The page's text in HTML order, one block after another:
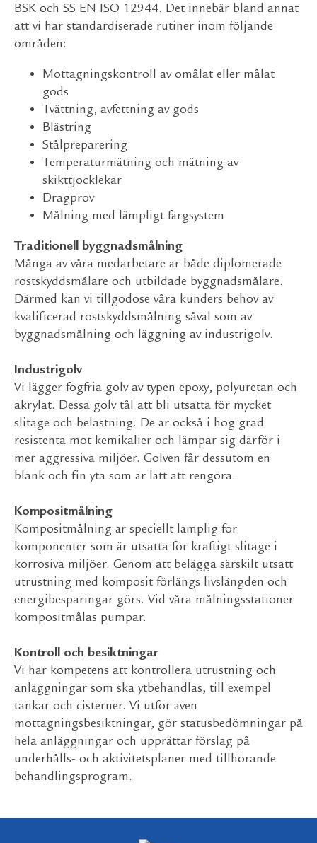
BSK och SS EN ISO 12944. Det innebär bland annat
att vi har standardiserade rutiner inom följande
områden:
Mottagningskontroll av omålat eller målat
gods
Tvättning, avfettning av gods
Blästring
Stålpreparering
Temperaturmätning och mätning av
skikttjocklekar
Dragprov
Målning med lämpligt färgsystem
Traditionell byggnadsmålning
Många av våra medarbetare är både diplomerade
rostskyddsmålare och utbildade byggnadsmålare.
Därmed kan vi tillgodose våra kunders behov av
kvalificerad rostskyddsmålning såväl som av
byggnadsmålning och läggning av industrigolv.
Industrigolv
Vi lägger fogfria golv av typen epoxy, polyuretan och
akrylat. Dessa golv tål att bli utsatta för mycket
slitage och belastning. De är också i hög grad
resistenta mot kemikalier och lämpar sig därför i
mer aggressiva miljöer. Golven får dessutom en
blank och fin yta som är lätt att rengöra.
Kompositmålning
Kompositmålning är speciellt lämplig för
komponenter som är utsatta för kraftigt slitage i
korrosiva miljöer. Genom att belägga särskilt utsatt
utrustning med komposit förlängs livslängden och
energibesparingar görs. Vid våra målningsstationer
kompositmålas pumpar.
Kontroll och besiktningar
Vi har kompetens att kontrollera utrustning och
anläggningar som ska ytbehandlas, till exempel
tankar och cisterner. Vi utför även
mottagningsbesiktningar, gör statusbedömningar på
hela anläggningar och upprättar förslag på
underhålls- och aktivitetsplaner med tillhörande
behandlingsprogram.